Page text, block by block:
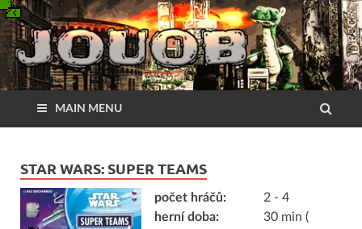
MAIN MENU
STAR WARS: SUPER TEAMS
počet hráčů:
2 - 4
herní doba:
30 min (